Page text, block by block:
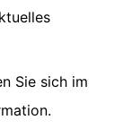
Sie sich im